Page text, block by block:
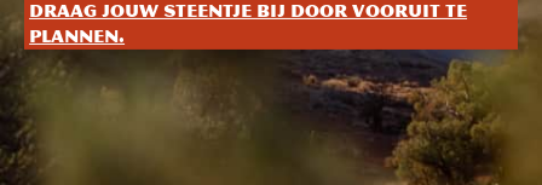
Draag jouw steentje bij door vooruit te
plannen.